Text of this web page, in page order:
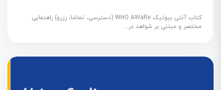
کتاب آنتی بیوتیک WHO AWaRe (دسترسی، تماشا، رزرو) راهنمایی
مختصر و مبتنی بر شواهد در...